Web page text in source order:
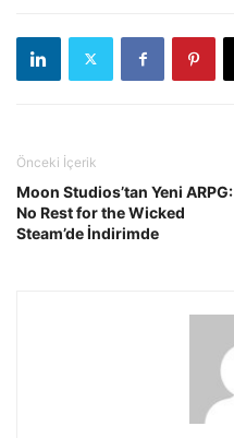
Önceki İçerik
Moon Studios’tan Yeni ARPG:
No Rest for the Wicked
Steam’de İndirimde